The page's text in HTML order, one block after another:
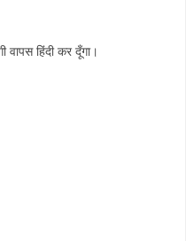
हिंदी कर दूँगा।